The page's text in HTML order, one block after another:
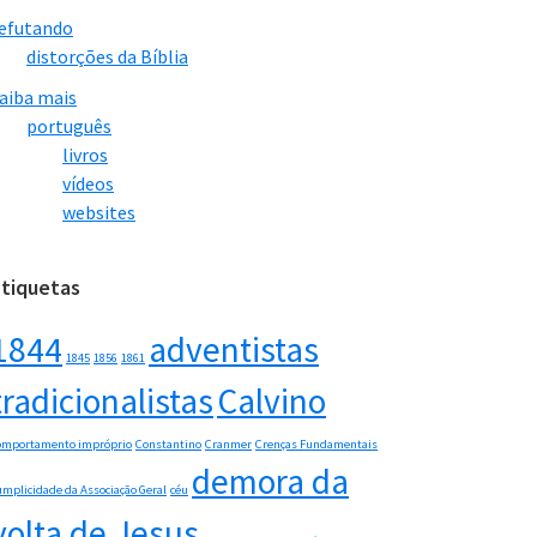
distorções da Bíblia
mais
português
livros
vídeos
websites
1845 1856 1861 adventistas
Calvino
impróprio Constantino Cranmer Crenças Fundamentais
da Associação Geral céu demora da